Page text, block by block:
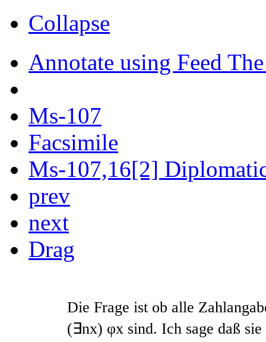
Collapse
Annotate using Feed
Ms-107
Facsimile
Ms-107,16[2]
prev
next
Drag
Die Frage ist ob alle
(∃nx) φx sind. Ich sage daß